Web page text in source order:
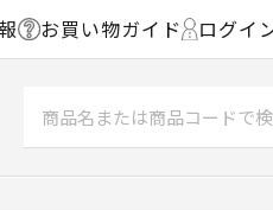
お買い物ガイド ログイ